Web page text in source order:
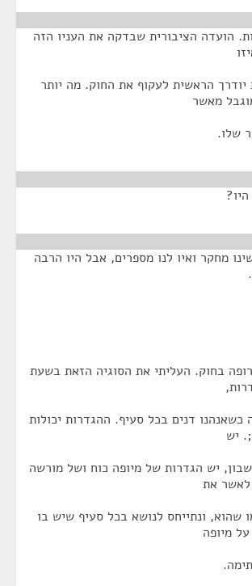
הועדה הציבורית שבדקה את העניו הזה
הראשית לעקוף את החוק. מה יותר
מאשר
שלו.
מחקר ואיו לנו מספרים, אבל היו הרבה
בחוק. העליתי את הסוגיה הזאת בשעת
כשאנהנו דנים בכל סעיף. ההגדרות יכולות
יש הגדרות של מיופה כוח ושל מורשה
לאשר את
שהוא, ונתייחס לנושא בכל סעיף שיש בו
מיופה